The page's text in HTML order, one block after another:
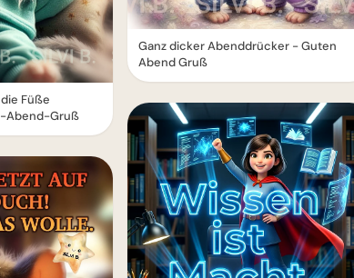
Füße
Abend-Gruß
Ganz dicker Abenddrücker - Guten
Abend Gruß